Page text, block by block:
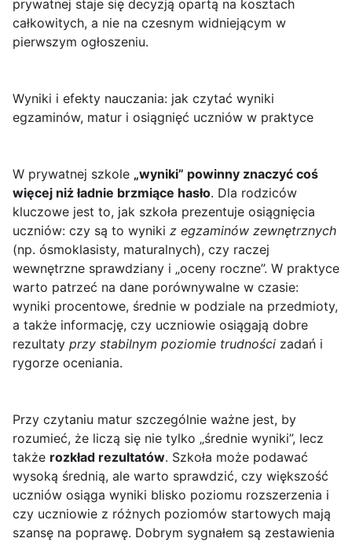
prywatnej staje się decyzją opartą na kosztach
całkowitych, a nie na czesnym widniejącym w
pierwszym ogłoszeniu.
Wyniki i efekty nauczania: jak czytać wyniki
egzaminów, matur i osiągnięć uczniów w praktyce
W prywatnej szkole „wyniki” powinny znaczyć coś
więcej niż ładnie brzmiące hasło. Dla rodziców
kluczowe jest to, jak szkoła prezentuje osiągnięcia
uczniów: czy są to wyniki z egzaminów zewnętrznych
(np. ósmoklasisty, maturalnych), czy raczej
wewnętrzne sprawdziany i „oceny roczne”. W praktyce
warto patrzeć na dane porównywalne w czasie:
wyniki procentowe, średnie w podziale na przedmioty,
a także informację, czy uczniowie osiągają dobre
rezultaty przy stabilnym poziomie trudności zadań i
rygorze oceniania.
Przy czytaniu matur szczególnie ważne jest, by
rozumieć, że liczą się nie tylko „średnie wyniki”, lecz
także rozkład rezultatów. Szkoła może podawać
wysoką średnią, ale warto sprawdzić, czy większość
uczniów osiąga wyniki blisko poziomu rozszerzenia i
czy uczniowie z różnych poziomów startowych mają
szansę na poprawę. Dobrym sygnałem są zestawienia